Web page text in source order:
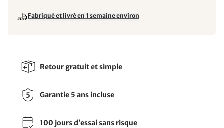
Fabriqué et livré en 1 semaine environ
Retour gratuit et simple
Garantie 5 ans incluse
100 jours d’essai sans risque